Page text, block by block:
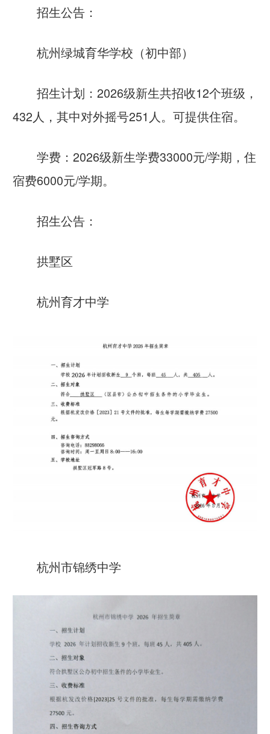
招生公告：
杭州绿城育华学校（初中部）
招生计划：2026级新生共招收12个班级，
432人，其中对外摇号251人。可提供住宿。
学费：2026级新生学费33000元/学期，住
宿费6000元/学期。
招生公告：
拱墅区
杭州育才中学
杭州市锦绣中学